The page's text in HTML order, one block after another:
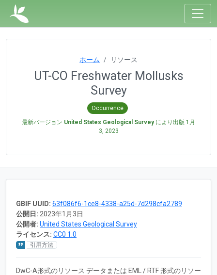
ホーム リソース
UT-CO Freshwater Mollusks
Survey
Occurrence
最新バージョン United States Geological Surveyにより出版 1月
3, 2023
GBIF UUID: 63f086f6-1ce8-4338-a25d-7d298cfa2789
公開日: 2023年1月3日
公開者: United States Geological Survey
ライセンス: CC0 1.0
引用方法
DwC-A形式のリソース データまたは EML / RTF 形式のリソー